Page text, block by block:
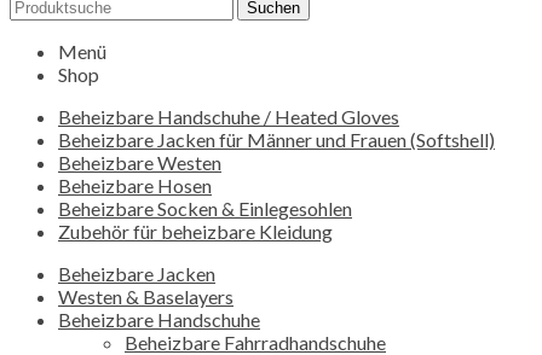
Suchen
Menü
Shop
Beheizbare Handschuhe / Heated Gloves
Beheizbare Jacken für Männer und Frauen (Softshell)
Beheizbare Westen
Beheizbare Hosen
Beheizbare Socken & Einlegesohlen
Zubehör für beheizbare Kleidung
Beheizbare Jacken
Westen & Baselayers
Beheizbare Handschuhe
Beheizbare Fahrradhandschuhe